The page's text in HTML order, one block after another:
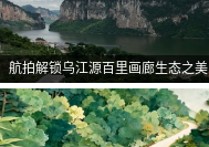
航拍解锁乌江源百里画廊生态之美